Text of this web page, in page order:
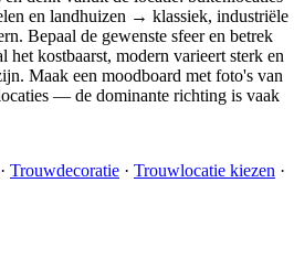
en landhuizen → klassiek, industriële
Bepaal de gewenste sfeer en betrek
het kostbaarst, modern varieert sterk en
Maak een moodboard met foto's van
— de dominante richting is vaak
· Trouwdecoratie · Trouwlocatie kiezen ·